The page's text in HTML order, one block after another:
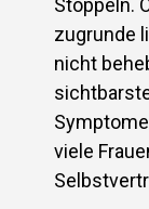
zugrunde
nicht
viele